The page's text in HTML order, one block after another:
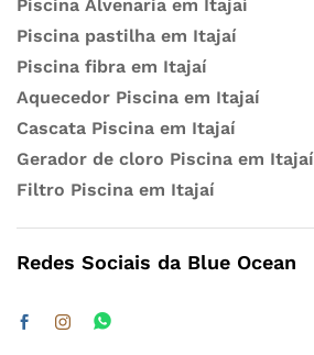
Piscina Alvenaria em Itajaí
Piscina pastilha em Itajaí
Piscina fibra em Itajaí
Aquecedor Piscina em Itajaí
Cascata Piscina em Itajaí
Gerador de cloro Piscina em Itajaí
Filtro Piscina em Itajaí
Redes Sociais da Blue Ocean